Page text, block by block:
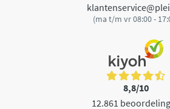
(ma t/m vr 08:00 -
8,8/10
12.861